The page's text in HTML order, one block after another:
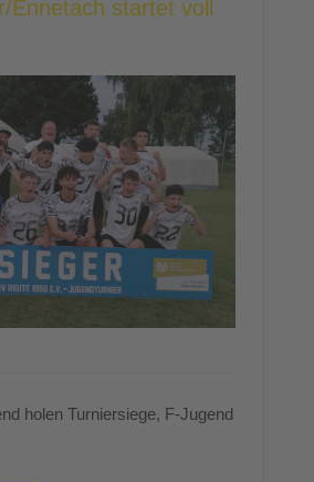
Ennetach startet voll
holen Turniersiege, F-Jugend